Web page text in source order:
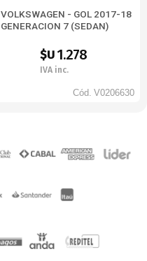
VOLKSWAGEN - GOL 2017-18
GENERACION 7 (SEDAN)
$U1.278
IVA inc.
Cód. V0206630